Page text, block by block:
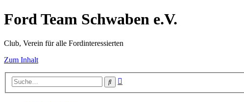
Ford Team Schwaben e.V.
Club, Verein für alle Fordinteressierten
Zum Inhalt
Suche